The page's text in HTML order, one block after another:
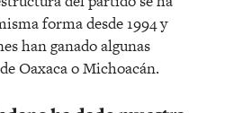
forma desde 1994 y
han ganado algunas
Oaxaca o Michoacán.